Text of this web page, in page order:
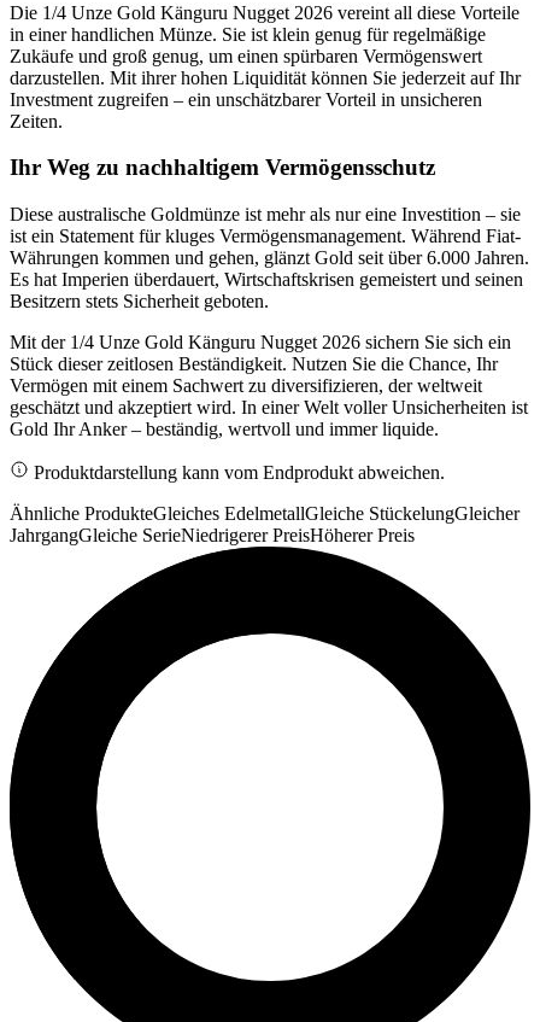
Die 1/4 Unze Gold Känguru Nugget 2026 vereint all diese Vorteile
in einer handlichen Münze. Sie ist klein genug für regelmäßige
Zukäufe und groß genug, um einen spürbaren Vermögenswert
darzustellen. Mit ihrer hohen Liquidität können Sie jederzeit auf Ihr
Investment zugreifen – ein unschätzbarer Vorteil in unsicheren
Zeiten.
Ihr Weg zu nachhaltigem Vermögensschutz
Diese australische Goldmünze ist mehr als nur eine Investition – sie
ist ein Statement für kluges Vermögensmanagement. Während Fiat-
Währungen kommen und gehen, glänzt Gold seit über 6.000 Jahren.
Es hat Imperien überdauert, Wirtschaftskrisen gemeistert und seinen
Besitzern stets Sicherheit geboten.
Mit der 1/4 Unze Gold Känguru Nugget 2026 sichern Sie sich ein
Stück dieser zeitlosen Beständigkeit. Nutzen Sie die Chance, Ihr
Vermögen mit einem Sachwert zu diversifizieren, der weltweit
geschätzt und akzeptiert wird. In einer Welt voller Unsicherheiten ist
Gold Ihr Anker – beständig, wertvoll und immer liquide.
Produktdarstellung kann vom Endprodukt abweichen.
Ähnliche ProdukteGleiches EdelmetallGleiche StückelungGleicher
JahrgangGleiche SerieNiedrigerer PreisHöherer Preis